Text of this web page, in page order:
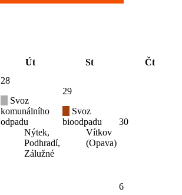
Út St
Čt
28
Svoz
komunálního
odpadu
Nýtek,
Podhradí,
Zálužné
29
Svoz
bioodpadu
Vítkov
(Opava)
30
6